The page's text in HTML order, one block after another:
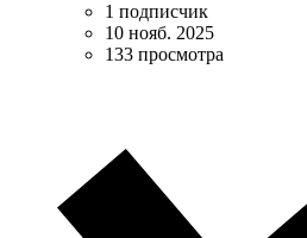
1 подписчик
10 нояб. 2025
133 просмотра